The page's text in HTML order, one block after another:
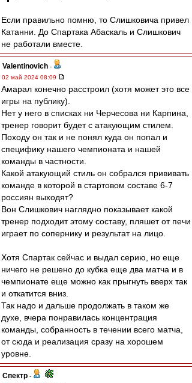
Если правильно помню, то Слишковича привел
Катанни. До Спартака Абаскаль и Слишкович
не работали вместе.
Valentinovich -
02 май 2024 08:09
Амарал конечно расстроил (хотя может это все
игры на публику).
Нет у него в списках ни Черчесова ни Карпина,
тренер говорит будет с атакующим стилем.
Походу он так и не понял куда он попал и
специфику нашего чемпионата и нашей
команды в частности.
Какой атакующий стиль он собрался прививать
команде в которой в стартовом составе 6-7
россиян выходят?
Вон Слишкович наглядно показывает какой
тренер подходит этому составу, пляшет от печи
играет по сопернику и результат на лицо.
Хотя Спартак сейчас и выдал серию, но еще
ничего не решено до кубка еще два матча и в
чемпионате еще можно как прыгнуть вверх так
и откатится вниз.
Так надо и дальше продолжать в таком же
духе, вчера понравилась концентрация
команды, собранность в течении всего матча,
от сюда и реализация сразу на хорошем
уровне.
Спектр -